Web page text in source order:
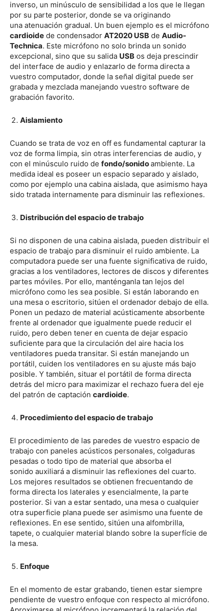
inverso, un minúsculo de sensibilidad a los que le llegan
por su parte posterior, donde se va originando
una atenuación gradual. Un buen ejemplo es el micrófono
cardioide de condensador AT2020 USB de Audio-
Technica. Este micrófono no solo brinda un sonido
excepcional, sino que su salida USB os deja prescindir
del interface de audio y enlazarlo de forma directa a
vuestro computador, donde la señal digital puede ser
grabada y mezclada manejando vuestro software de
grabación favorito.
Aislamiento
Cuando se trata de voz en off es fundamental capturar la
voz de forma limpia, sin otras interferencias de audio, y
con el minúsculo ruido de fondo/sonidoambiente. La
medida ideal es poseer un espacio separado y aislado,
como por ejemplo una cabina aislada, que asimismo haya
sido tratada internamente para disminuir las reflexiones.
Distribución del espacio de trabajo
Si no disponen de una cabina aislada, pueden distribuir el
espacio de trabajo para disminuir el ruido ambiente. La
computadora puede ser una fuente significativa de ruido,
gracias a los ventiladores, lectores de discos y diferentes
partes móviles. Por ello, manténganla tan lejos del
micrófono como les sea posible. Si están laborando en
una mesa o escritorio, sitúen el ordenador debajo de ella.
Ponen un pedazo de material acústicamente absorbente
frente al ordenador que igualmente puede reducir el
ruido, pero deben tener en cuenta de dejar espacio
suficiente para que la circulación del aire hacia los
ventiladores pueda transitar. Si están manejando un
portátil, cuiden los ventiladores en su ajuste más bajo
posible. Y también, situar el portátil de forma directa
detrás del micro para maximizar el rechazo fuera del eje
del patrón de captación cardioide.
Procedimiento del espacio de trabajo
El procedimiento de las paredes de vuestro espacio de
trabajo con paneles acústicos personales, colgaduras
pesadas o todo tipo de material que absorba el
sonido auxiliará a disminuir las reflexiones del cuarto.
Los mejores resultados se obtienen frecuentando de
forma directa los laterales y esencialmente, la parte
posterior. Si van a estar sentado, una mesa o cualquier
otra superficie plana puede ser asimismo una fuente de
reflexiones. En ese sentido, sitúen una alfombrilla,
tapete, o cualquier material blando sobre la superfície de
la mesa.
Enfoque
En el momento de estar grabando, tienen estar siempre
pendiente de vuestro enfoque con respecto al micrófono.